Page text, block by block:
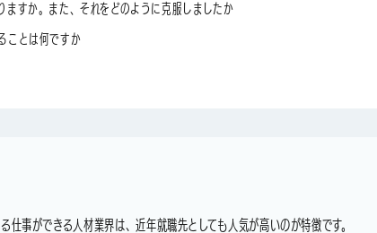
ますか。また、それをどのように克服しましたか
ことは何ですか
事ができる人材業界は、近年就職先としても人気が高いのが特徴です。